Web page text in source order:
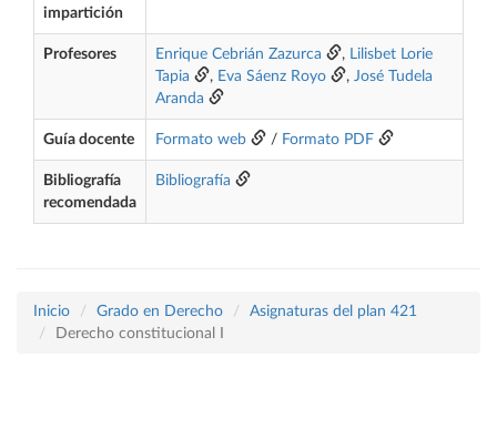
impartición
Profesores Enrique Cebrián Zazurca , Lilisbet Lorie
Tapia
, Eva Sáenz Royo , José Tudela
Aranda
Guía docente Formato web / Formato PDF
Bibliografía
recomendada
Bibliografía
Inicio Grado en Derecho
Asignaturas del plan 421
Derecho constitucional I